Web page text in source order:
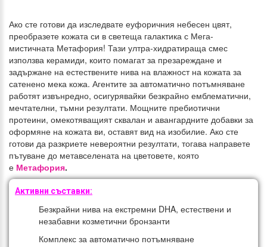
Ако сте готови да изследвате еуфоричния небесен цвят,
преобразете кожата си в светеща галактика с Мега-
мистичната Метафория! Тази ултра-хидратираща смес
използва керамиди, които помагат за презареждане и
задържане на естествените нива на влажност на кожата за
сатенено мека кожа. Агентите за автоматично потъмняване
работят извънредно, осигурявайки безкрайно емблематични,
мечтателни, тъмни резултати. Мощните пребиотични
протеини, омекотяващият сквалан и авангардните добавки за
оформяне на кожата ви, оставят вид на изобилие. Ако сте
готови да разкриете невероятни резултати, тогава направете
пътуване до метавселената на цветовете, която
е Метафория.
Активни съставки:
Безкрайни нива на екстремни DHA, естествени и
незабавни козметични бронзанти
Комплекс за автоматично потъмняване